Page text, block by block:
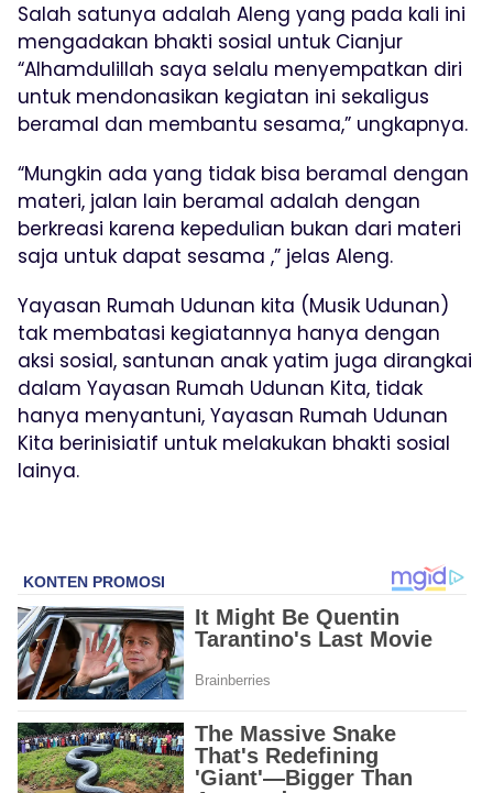
Salah satunya adalah Aleng yang pada kali ini
mengadakan bhakti sosial untuk Cianjur
“Alhamdulillah saya selalu menyempatkan diri
untuk mendonasikan kegiatan ini sekaligus
beramal dan membantu sesama,” ungkapnya.
“Mungkin ada yang tidak bisa beramal dengan
materi, jalan lain beramal adalah dengan
berkreasi karena kepedulian bukan dari materi
saja untuk dapat sesama ,” jelas Aleng.
Yayasan Rumah Udunan kita (Musik Udunan)
tak membatasi kegiatannya hanya dengan
aksi sosial, santunan anak yatim juga dirangkai
dalam Yayasan Rumah Udunan Kita, tidak
hanya menyantuni, Yayasan Rumah Udunan
Kita berinisiatif untuk melakukan bhakti sosial
lainya.